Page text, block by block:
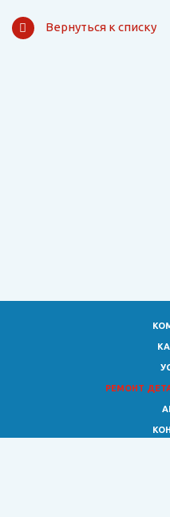
Вернуться к списку
РЕМОНТ